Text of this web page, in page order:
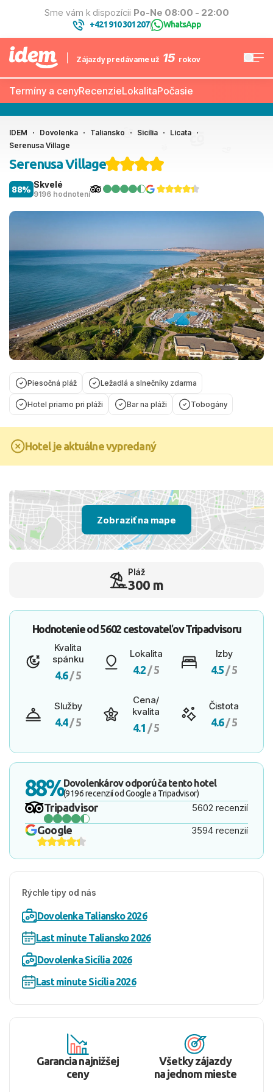
Sme vám k dispozícii Po-Ne 08:00 - 22:00
+421 910 301 207| WhatsApp
Zájazdy predávame už 15 rokov
Termíny a cenyRecenzieLokalitaPočasie
IDEM Dovolenka Taliansko Sicília
Licata
Serenusa Village
Serenusa Village
Skvelé
9196 hodnotení
88%
Piesočná pláž Ležadlá a slnečníky zdarma
Hotel priamo pri pláži Bar na pláži Tobogány
Hotel je aktuálne vypredaný
Zobraziť na mape
Pláž
300 m
Hodnotenie od 5602 cestovateľovTripadvisoru
Kvalita
spánku
4.6/ 5
Lokalita
4.2 / 5
Izby
4.5 / 5
Služby
4.4/ 5
Cena/
kvalita
4.1 / 5
Čistota
4.6/ 5
88%Dovolenkárov odporúča tento hotel
(9196 recenzií od Google a Tripadvisor)
Tripadvisor 5602 recenzií
Google 3594 recenzií
Rýchle tipy od nás
Dovolenka Taliansko 2026
Last minute Taliansko 2026
Dovolenka Sicília 2026
Last minute Sicília 2026
Garancia najnižšej
ceny
Všetky zájazdy
na jednom mieste